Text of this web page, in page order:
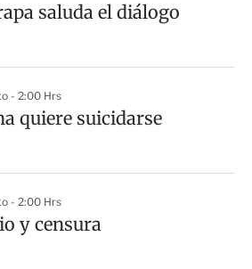
saluda el diálogo
- 2:00 Hrs
quiere suicidarse
- 2:00 Hrs
y censura